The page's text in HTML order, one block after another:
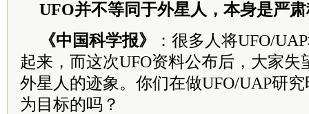
UFO并不等同于外星人， 本身是严
《中国科学报》
：很多人将UFO/
起来，而这次UFO资料公布后，大家失
外星人的迹象。你们在做UFO/UAP研
为目标的吗？